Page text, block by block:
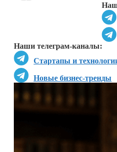
Наши телеграм-каналы:
Стартапы и
Новые бизнес-тренды